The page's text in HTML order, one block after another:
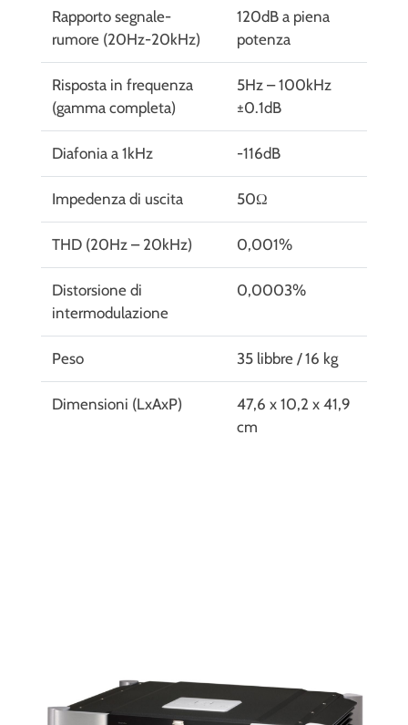
Rapporto segnale-
rumore (20Hz-20kHz)
120dB a piena
potenza
Risposta in frequenza
(gamma completa)
5Hz – 100kHz
±0.1dB
Diafonia a 1kHz -116dB
Impedenza di uscita 50Ω
THD (20Hz – 20kHz) 0,001%
Distorsione di
intermodulazione
0,0003%
Peso 35 libbre / 16 kg
Dimensioni (LxAxP)
47,6 x 10,2 x 41,9
cm